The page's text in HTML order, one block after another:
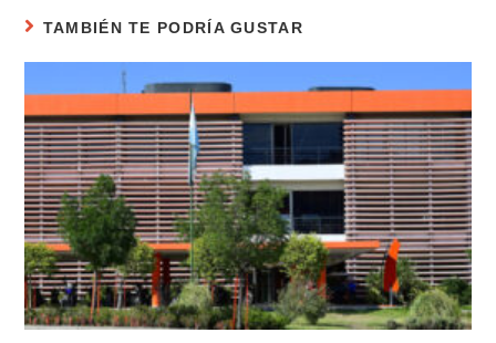
TAMBIÉN TE PODRÍA GUSTAR